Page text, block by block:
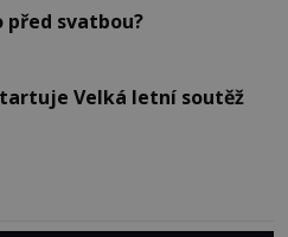
před svatbou?
Velká letní soutěž